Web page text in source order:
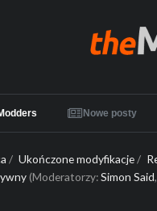
Nowe posty
/ Ukończone modyfikacje/
(Moderatorzy:Simon Said